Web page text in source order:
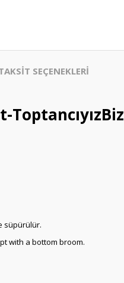
SEÇENEKLERİ
ToptancıyızBiz
süpürülür.
with a bottom broom.